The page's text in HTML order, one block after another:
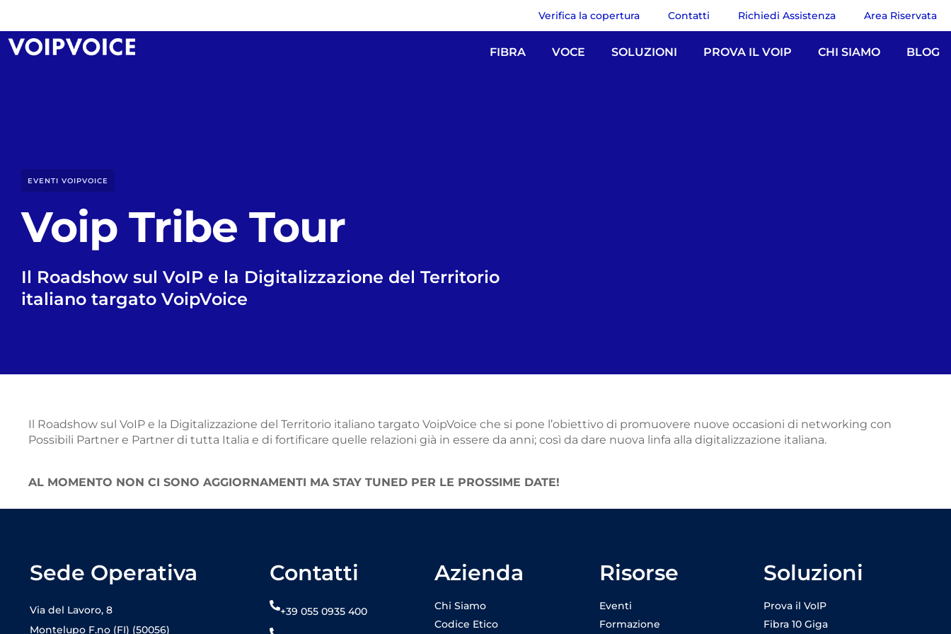
Verifica la copertura Contatti Richiedi Assistenza Area Riservata
FIBRA VOCE SOLUZIONI PROVA IL VOIP CHI SIAMO BLOG
EVENTI VOIPVOICE
Voip Tribe Tour
Il Roadshow sul VoIP e la Digitalizzazione del Territorio
italiano targato VoipVoice
Il Roadshow sul VoIP e la Digitalizzazione del Territorio italiano targato VoipVoice che si pone l’obiettivo di promuovere nuove occasioni di networking con
Possibili Partner e Partner di tutta Italia e di fortificare quelle relazioni già in essere da anni; così da dare nuova linfa alla digitalizzazione italiana.
AL MOMENTO NON CI SONO AGGIORNAMENTI MA STAY TUNED PER LE PROSSIME DATE!
Sede Operativa
Via del Lavoro, 8
Montelupo F.no (FI) (50056)
Contatti
+39 055 0935 400
Azienda
Chi Siamo
Codice Etico
Risorse
Eventi
Formazione
Soluzioni
Prova il VoIP
Fibra 10 Giga